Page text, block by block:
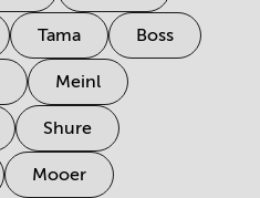
Tama Boss
Meinl
Shure
Mooer